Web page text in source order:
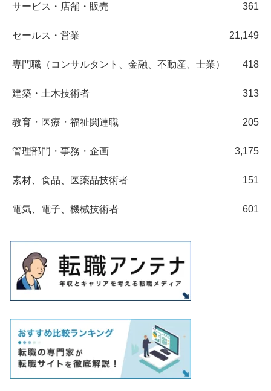
サービス・店舗・販売 361
セールス・営業 21,149
専門職（コンサルタント、金融、不動産、士業） 418
建築・土木技術者 313
教育・医療・福祉関連職 205
管理部門・事務・企画 3,175
素材、食品、医薬品技術者 151
電気、電子、機械技術者 601